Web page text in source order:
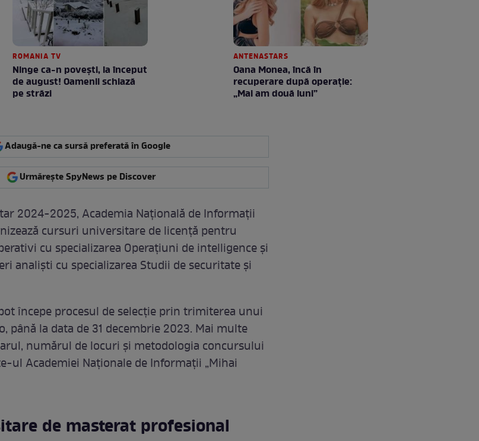
ROMANIA TV
Ninge ca-n povești, la început
de august! Oamenii schiază
pe străzi
ANTENASTARS
Oana Monea, încă în
recuperare după operație:
„Mai am două luni”
Adaugă-ne ca sursă preferată în Google
Urmărește SpyNews pe Discover
2024-2025, Academia Națională de Informații
cursuri universitare de licență pentru
cu specializarea Operațiuni de intelligence și
analiști cu specializarea Studii de securitate și
începe procesul de selecție prin trimiterea unui
, până la data de 31 decembrie 2023. Mai multe
numărul de locuri și metodologia concursului
ul Academiei Naționale de Informații „Mihai
de masterat profesional